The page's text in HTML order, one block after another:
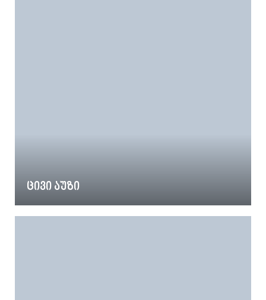
ცივი აუზი